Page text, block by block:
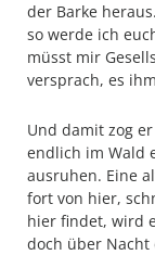
der Barke
so werde ich
müsst mir
versprach, es
Und damit zog
endlich im Wald
ausruhen. Eine
fort von hier,
hier findet, wird
doch über